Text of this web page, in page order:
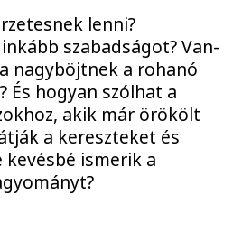
lenni?
szabadságot? Van-
nagyböjtnek a rohanó
És hogyan szólhat a
akik már örökölt
a kereszteket és
ismerik a